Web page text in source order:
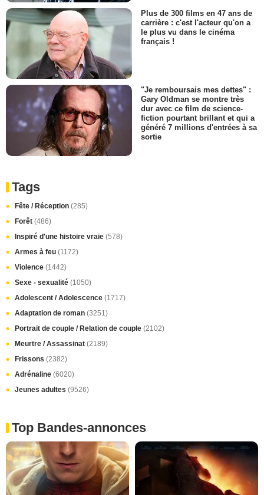
Plus de 300 films en 47 ans de
carrière : c'est l'acteur qu'on a
le plus vu dans le cinéma
français !
"Je remboursais mes dettes" :
Gary Oldman se montre très
dur avec ce film de science-
fiction pourtant brillant et qui a
généré 7 millions d'entrées à sa
sortie
Tags
Fête / Réception (285)
Forêt (486)
Inspiré d'une histoire vraie (578)
Armes à feu (1172)
Violence (1442)
Sexe - sexualité (1050)
Adolescent / Adolescence (1717)
Adaptation de roman (3251)
Portrait de couple / Relation de couple (2102)
Meurtre / Assassinat (2189)
Frissons (2382)
Adrénaline (6020)
Jeunes adultes (9526)
Top Bandes-annonces